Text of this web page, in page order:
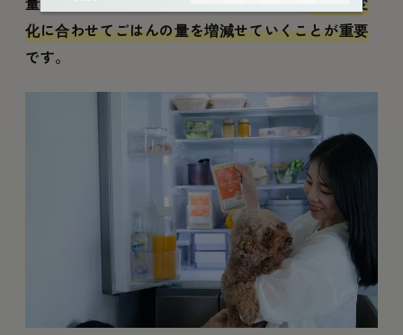
化に合わせてごはんの量を増減せていくことが重要
です。